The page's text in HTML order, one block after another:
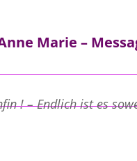
Marie –
! – Endlich ist es